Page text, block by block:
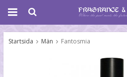
Startsida Män Fantosmia